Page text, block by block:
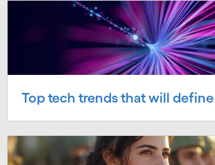
Top tech trends that will